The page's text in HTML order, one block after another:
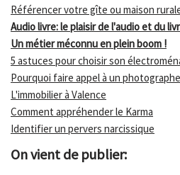
Référencer votre gîte ou maison
Audio livre: le plaisir de l'audio et du
Un métier méconnu en plein boom !
5 astuces pour choisir son
Pourquoi faire appel à un
L'immobilier à Valence
Comment appréhender le Karma
Identifier un pervers narcissique
On vient de publier: